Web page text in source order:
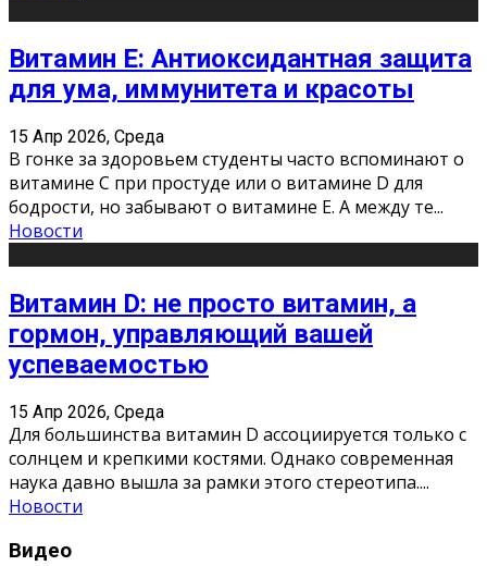
Витамин Е: Антиоксидантная защита
для ума, иммунитета и красоты
15 Апр 2026, Среда
В гонке за здоровьем студенты часто вспоминают о
витамине С при простуде или о витамине D для
бодрости, но забывают о витамине Е. А между те...
Новости
Витамин D: не просто витамин, а
гормон, управляющий вашей
успеваемостью
15 Апр 2026, Среда
Для большинства витамин D ассоциируется только с
солнцем и крепкими костями. Однако современная
наука давно вышла за рамки этого стереотипа....
Новости
Видео